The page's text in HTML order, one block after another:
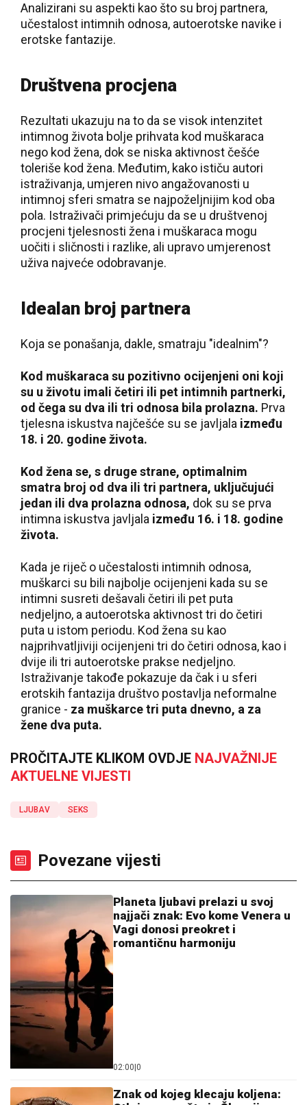
Analizirani su aspekti kao što su broj partnera,
učestalost intimnih odnosa, autoerotske navike i
erotske fantazije.
Društvena procjena
Rezultati ukazuju na to da se visok intenzitet
intimnog života bolje prihvata kod muškaraca
nego kod žena, dok se niska aktivnost češće
toleriše kod žena. Međutim, kako ističu autori
istraživanja, umjeren nivo angažovanosti u
intimnoj sferi smatra se najpoželjnijim kod oba
pola. Istraživači primjećuju da se u društvenoj
procjeni tjelesnosti žena i muškaraca mogu
uočiti i sličnosti i razlike, ali upravo umjerenost
uživa najveće odobravanje.
Idealan broj partnera
Koja se ponašanja, dakle, smatraju "idealnim"?
Kod muškaraca su pozitivno ocijenjeni oni koji
su u životu imali četiri ili pet intimnih partnerki,
od čega su dva ili tri odnosa bila prolazna. Prva
tjelesna iskustva najčešće su se javljala između
18. i 20. godine života.
Kod žena se, s druge strane, optimalnim
smatra broj od dva ili tri partnera, uključujući
jedan ili dva prolazna odnosa, dok su se prva
intimna iskustva javljala između 16. i 18. godine
života.
Kada je riječ o učestalosti intimnih odnosa,
muškarci su bili najbolje ocijenjeni kada su se
intimni susreti dešavali četiri ili pet puta
nedjeljno, a autoerotska aktivnost tri do četiri
puta u istom periodu. Kod žena su kao
najprihvatljiviji ocijenjeni tri do četiri odnosa, kao i
dvije ili tri autoerotske prakse nedjeljno.
Istraživanje takođe pokazuje da čak i u sferi
erotskih fantazija društvo postavlja neformalne
granice - za muškarce tri puta dnevno, a za
žene dva puta.
PROČITAJTE KLIKOM OVDJE NAJVAŽNIJE
AKTUELNE VIJESTI
LJUBAV SEKS
Povezane vijesti
Planeta ljubavi prelazi u svoj
najjači znak: Evo kome Venera u
Vagi donosi preokret i
romantičnu harmoniju
02:00 0
Znak od kojeg klecaju koljena: